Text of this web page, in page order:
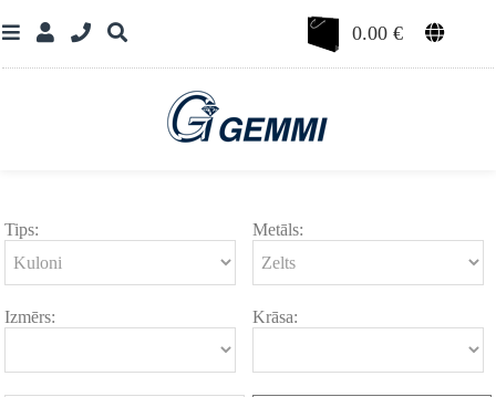
0.00€
Tips: Metāls:
Izmērs: Krāsa: